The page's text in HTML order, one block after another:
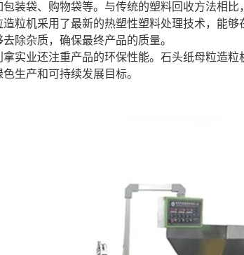
装袋、购物袋等。与传统的塑料回收方法相
粒机采用了最新的热塑性塑料处理技术，能
除杂质，确保最终产品的质量。
实业还注重产品的环保性能。石头纸母粒造
生产和可持续发展目标。